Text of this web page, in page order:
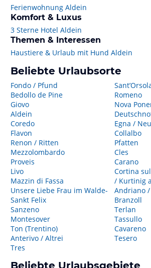
Ferienwohnung Aldein
Komfort & Luxus
3 Sterne Hotel Aldein
Themen & Interessen
Haustiere & Urlaub mit Hund Aldein
Beliebte Urlaubsorte
Fondo / Pfund
Bedollo de Pine
Giovo
Aldein
Coredo
Flavon
Renon / Ritten
Mezzolombardo
Proveis
Livo
Mazzin di Fassa
Unsere Liebe Frau im Walde-
Sankt Felix
Sanzeno
Montesover
Ton (Trentino)
Anterivo / Altrei
Tres
Romeno
Nova
Egna /
Collalbo
Pfatten
Cles
Carano
Cortina
/ Kurtinig
Andriano
Branzoll
Terlan
Tassullo
Cavareno
Tesero
Beliebte Urlaubsgebiete